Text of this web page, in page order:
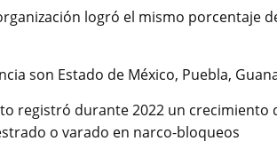
logró el mismo porcentaje
son Estado de México, Puebla,
registró durante 2022 un crecimiento
o varado en narco-bloqueos